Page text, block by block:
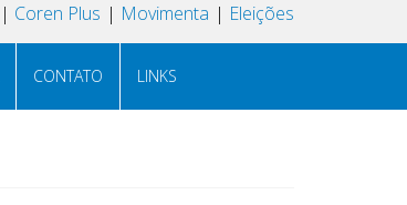
Coren Plus Movimenta Eleições
CONTATO LINKS